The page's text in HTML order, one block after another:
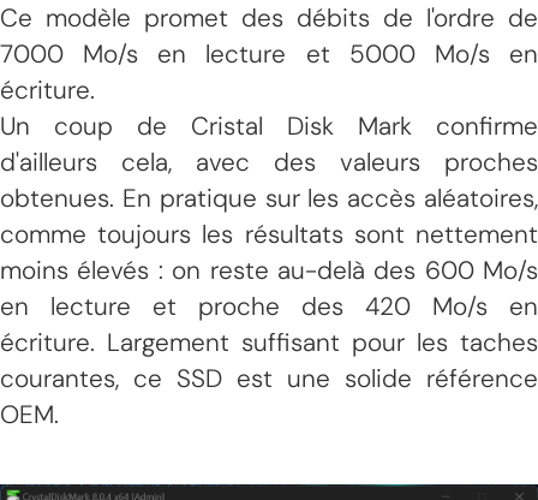
Ce modèle promet des débits de l'ordre de
7000 Mo/s en lecture et 5000 Mo/s en
écriture.
Un coup de Cristal Disk Mark confirme
d'ailleurs cela, avec des valeurs proches
obtenues. En pratique sur les accès aléatoires,
comme toujours les résultats sont nettement
moins élevés : on reste au-delà des 600 Mo/s
en lecture et proche des 420 Mo/s en
écriture. Largement suffisant pour les taches
courantes, ce SSD est une solide référence
OEM.